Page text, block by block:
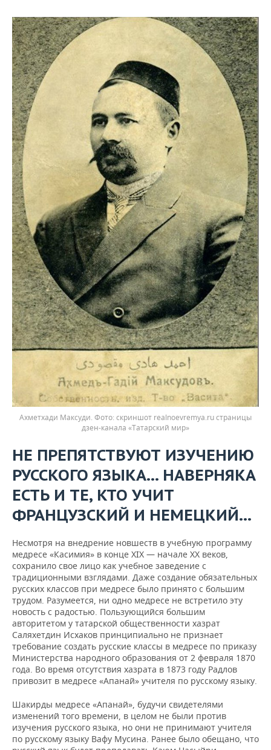
Ахметхади Максуди.
скриншот realnoevremya.ru страницы
дзен-канала «Татарский мир»
НЕ ПРЕПЯТСТВУЮТ ИЗУЧЕНИЮ
РУССКОГО ЯЗЫКА… НАВЕРНЯКА
ЕСТЬ И ТЕ, КТО УЧИТ
ФРАНЦУЗСКИЙ И НЕМЕЦКИЙ…
Несмотря на внедрение новшеств в учебную программу
медресе «Касимия» в конце XIX — начале XX веков,
сохранило свое лицо как учебное заведение с
традиционными взглядами. Даже создание обязательных
русских классов при медресе было принято с большим
трудом. Разумеется, ни одно медресе не встретило эту
новость с радостью. Пользующийся большим
авторитетом у татарской общественности хазрат
Саляхетдин Исхаков принципиально не признает
требование создать русские классы в медресе по приказу
Министерства народного образования от 2 февраля 1870
года. Во время отсутствия хазрата в 1873 году Радлов
привозит в медресе «Апанай» учителя по русскому языку.
Шакирды медресе «Апанай», будучи свидетелями
изменений того времени, в целом не были против
изучения русского языка, но они не принимают учителя
по русскому языку Вафу Мусина. Ранее было обещано, что